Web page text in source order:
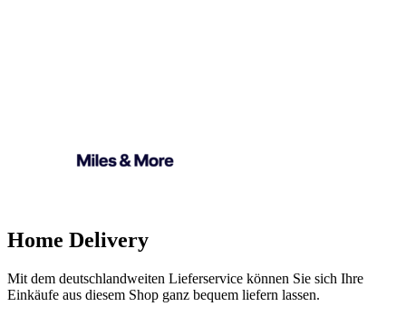
Home Delivery
Mit dem deutschlandweiten Lieferservice können Sie sich Ihre
Einkäufe aus diesem Shop ganz bequem liefern lassen.